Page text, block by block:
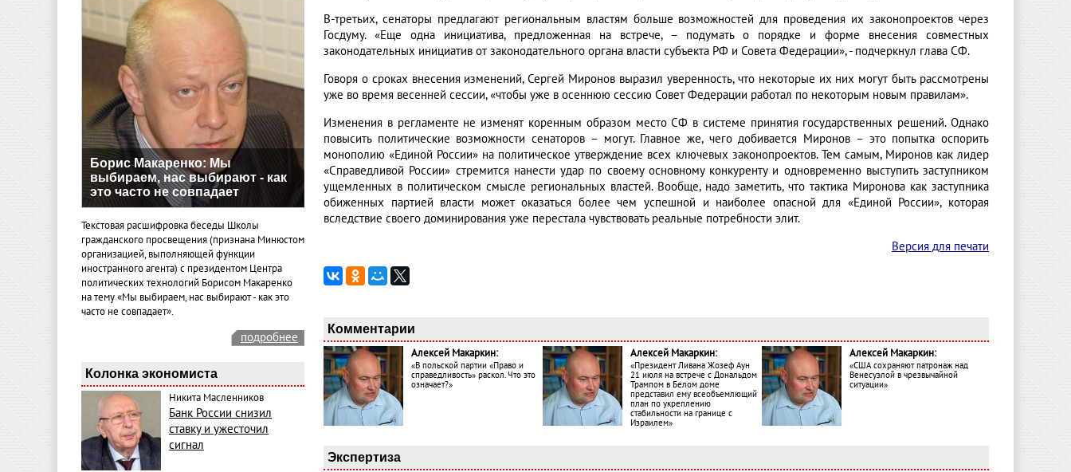
Борис Макаренко: Мы
выбираем, нас выбирают - как
это часто не совпадает
Текстовая расшифровка беседы Школы
гражданского просвещения (признана Минюстом
организацией, выполняющей функции
иностранного агента) с президентом Центра
политических технологий Борисом Макаренко
на тему «Мы выбираем, нас выбирают - как это
часто не совпадает».
подробнее
Колонка экономиста
Никита Масленников
Банк России снизил
ставку и ужесточил
сигнал
В-третьих, сенаторы предлагают региональным властям больше возможностей для проведения их законопроектов через
Госдуму. «Еще одна инициатива, предложенная на встрече, – подумать о порядке и форме внесения совместных
законодательных инициатив от законодательного органа власти субъекта РФ и Совета Федерации», - подчеркнул глава СФ.
Говоря о сроках внесения изменений, Сергей Миронов выразил уверенность, что некоторые их них могут быть рассмотрены
уже во время весенней сессии, «чтобы уже в осеннюю сессию Совет Федерации работал по некоторым новым правилам».
Изменения в регламенте не изменят коренным образом место СФ в системе принятия государственных решений. Однако
повысить политические возможности сенаторов – могут. Главное же, чего добивается Миронов – это попытка оспорить
монополию «Единой России» на политическое утверждение всех ключевых законопроектов. Тем самым, Миронов как лидер
«Справедливой России» стремится нанести удар по своему основному конкуренту и одновременно выступить заступником
ущемленных в политическом смысле региональных властей. Вообще, надо заметить, что тактика Миронова как заступника
обиженных партией власти может оказаться более чем успешной и наиболее опасной для «Единой России», которая
вследствие своего доминирования уже перестала чувствовать реальные потребности элит.
Версия для печати
Комментарии
Алексей Макаркин:
«В польской партии «Право и
справедливость» раскол. Что это
означает?»
Алексей Макаркин:
«Президент Ливана Жозеф Аун
21 июля на встрече с Дональдом
Трампом в Белом доме
представил ему всеобъемлющий
план по укреплению
стабильности на границе с
Израилем»
Алексей Макаркин:
«США сохраняют патронаж над
Венесуэлой в чрезвычайной
ситуации»
Экспертиза